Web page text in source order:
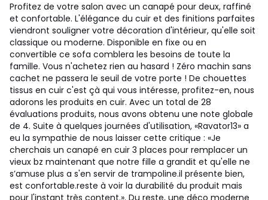
Profitez de votre salon avec un canapé pour deux, raffiné
et confortable. L'élégance du cuir et des finitions parfaites
viendront souligner votre décoration d'intérieur, qu'elle soit
classique ou moderne. Disponible en fixe ou en
convertible ce sofa comblera les besoins de toute la
famille. Vous n'achetez rien au hasard ! Zéro machin sans
cachet ne passera le seuil de votre porte ! De chouettes
tissus en cuir c'est çà qui vous intéresse, profitez-en, nous
adorons les produits en cuir. Avec un total de 28
évaluations produits, nous avons obtenu une note globale
de 4. Suite à quelques journées d'utilisation, «Ravator13» a
eu la sympathie de nous laisser cette critique : «Je
cherchais un canapé en cuir 3 places pour remplacer un
vieux bz maintenant que notre fille a grandit et qu'elle ne
s’amuse plus a s'en servir de trampoline.il présente bien,
est confortable.reste à voir la durabilité du produit mais
pour l'instant très content.». Du reste, une déco moderne